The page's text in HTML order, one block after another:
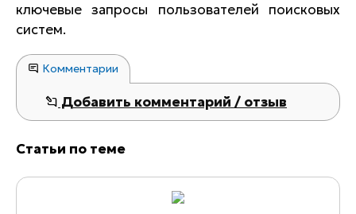
ключевые запросы пользователей поисковых
систем.
Комментарии
Добавить комментарий / отзыв
Статьи по теме